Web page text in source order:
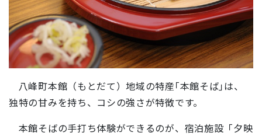
八峰町本館（もとだて）地域の特産｢本館そば｣は、
独特の甘みを持ち、コシの強さが特徴です。
本館そばの手打ち体験ができるのが、宿泊施設「夕映